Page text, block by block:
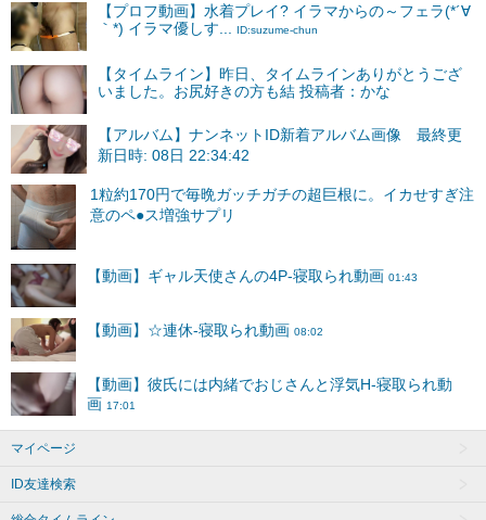
【プロフ動画】水着プレイ? イラマからの～フェラ(*´∀
｀*) イラマ優しす...
ID:suzume-chun
【タイムライン】昨日、タイムラインありがとうござ
いました。お尻好きの方も結 投稿者：かな
【アルバム】ナンネットID新着アルバム画像 最終更
新日時: 08日 22:34:42
マイページ
ID友達検索